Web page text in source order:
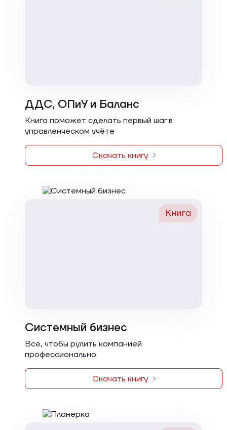
ДДС, ОПиУ и Баланс
Книга поможет сделать первый шаг в
управленческом учёте
Скачать книгу
Книга
Системный бизнес
Всё, чтобы рулить компанией
профессионально
Скачать книгу